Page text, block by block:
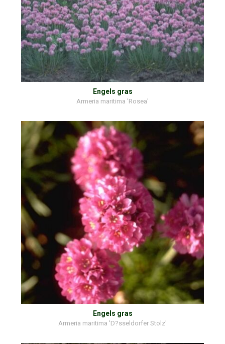
Engels gras
Armeria maritima 'Rosea'
Engels gras
Armeria maritima 'D?sseldorfer Stolz'